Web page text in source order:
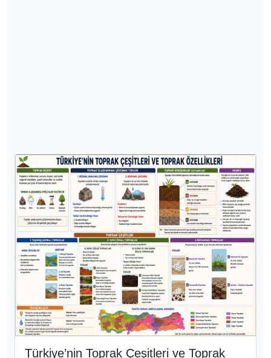
Özellikleri
Türkiye, farklı iklim özellikleri, yer şekilleri ve
jeolojik yapısı sayesinde oldukça zengin bir toprak
çeşitliliğine sahiptir. Topraklar; oluşum şekillerine,
bulundukları bölgenin iklim özelliklerine ve taşıyıcı
unsurlara göre farklı gruplara ayrılmaktadır. Tarımsal
faaliyetlerin temelini oluşturan bu topraklar, aynı
zamanda doğal bitki örtüsü ve ekonomik faaliyetler
üzerinde de büyük etkiye sahiptir. Bu içerikte
Türkiye’de görülen başlıca toprak çeşitleri,
özellikleri ve yayılış alanları hakkında temel bilgiler
yer almaktadır.